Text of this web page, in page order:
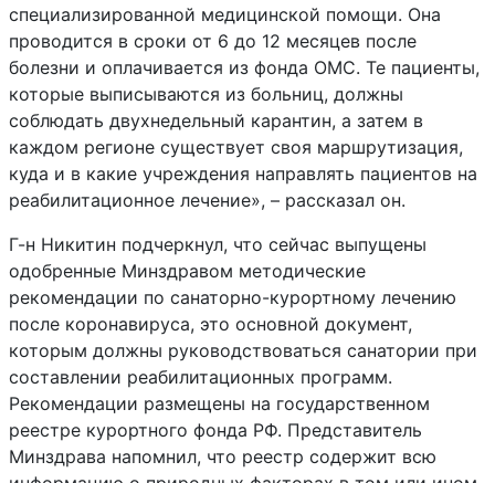
специализированной медицинской помощи. Она
проводится в сроки от 6 до 12 месяцев после
болезни и оплачивается из фонда ОМС. Те пациенты,
которые выписываются из больниц, должны
соблюдать двухнедельный карантин, а затем в
каждом регионе существует своя маршрутизация,
куда и в какие учреждения направлять пациентов на
реабилитационное лечение», – рассказал он.
Г-н Никитин подчеркнул, что сейчас выпущены
одобренные Минздравом методические
рекомендации по санаторно-курортному лечению
после коронавируса, это основной документ,
которым должны руководствоваться санатории при
составлении реабилитационных программ.
Рекомендации размещены на государственном
реестре курортного фонда РФ. Представитель
Минздрава напомнил, что реестр содержит всю